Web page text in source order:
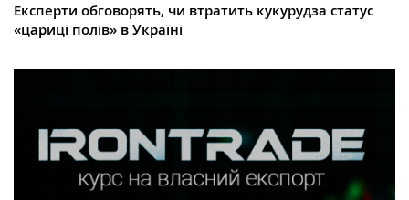
Експерти обговорять, чи втратить кукурудза статус
«‎цариці полів» в Україні